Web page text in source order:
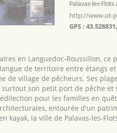
Palavas-les-
http://www.ot-
GPS :
en Languedoc-Roussillon, ce
de territoire entre étangs et
de village de pêcheurs. Ses
son petit port de pêche et
pour les familles en
entourée d'un
kayak, la ville de Palavas-les-